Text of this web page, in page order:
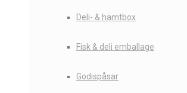
Deli- & hämtbox
Fisk & deli emballage
Godispåsar